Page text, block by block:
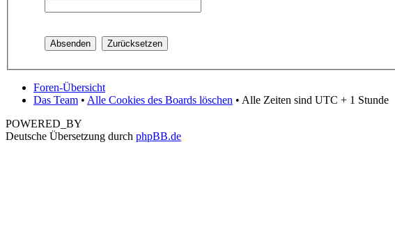
Foren-Übersicht
Das Team • Alle Cookies des Boards löschen • Alle Zeiten sind UTC + 1 Stunde
POWERED_BY
Deutsche Übersetzung durch phpBB.de